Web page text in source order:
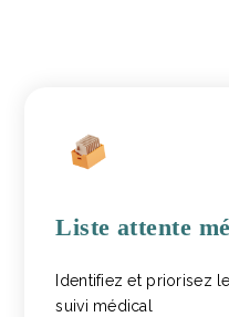
Liste attente
Identifiez et priorisez
suivi médical